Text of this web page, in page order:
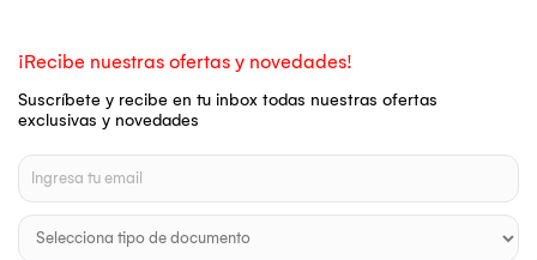
¡Recibe nuestras ofertas y novedades!
Suscríbete y recibe en tu inbox todas nuestras ofertas
exclusivas y novedades